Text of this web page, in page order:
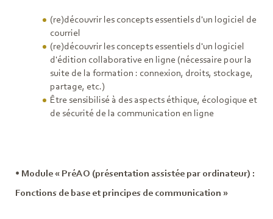
(re)découvrir les concepts essentiels d'un logiciel de
courriel
(re)découvrir les concepts essentiels d'un logiciel
d'édition collaborative en ligne (nécessaire pour la
suite de la formation : connexion, droits, stockage,
partage, etc.)
Être sensibilisé à des aspects éthique, écologique et
de sécurité de la communication en ligne
• Module « PréAO (présentation assistée par ordinateur) :
Fonctions de base et principes de communication »